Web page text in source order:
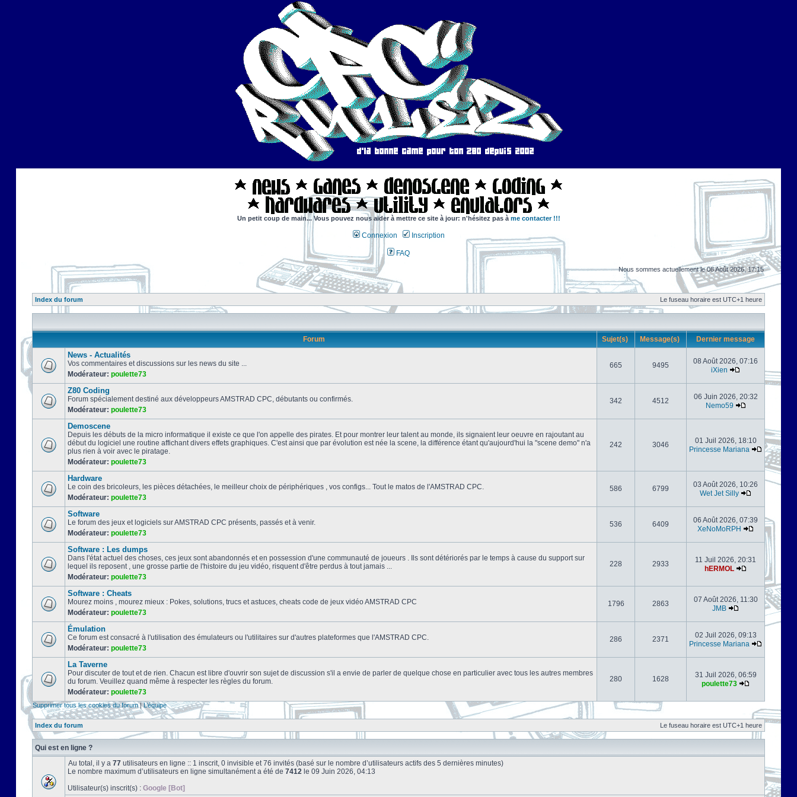
Un petit coup de main... Vous pouvez nous aider à mettre ce site à jour: n'hésitez pas à me contacter !!!
Connexion Inscription
FAQ
Nous sommes actuellement le 08 Août 2026, 17:15
Index du forum Le fuseau horaire est UTC+1 heure
Forum Sujet(s) Message(s) Dernier message
News - Actualités
Vos commentaires et discussions sur les news du site ...
Modérateur: poulette73
665 9495
08 Août 2026, 07:16
iXien
Z80 Coding
Forum spécialement destiné aux développeurs AMSTRAD CPC, débutants ou confirmés.
Modérateur: poulette73
342 4512
06 Juin 2026, 20:32
Nemo59
Demoscene
Depuis les débuts de la micro informatique il existe ce que l'on appelle des pirates. Et pour montrer leur talent au monde, ils signaient leur oeuvre en rajoutant au
début du logiciel une routine affichant divers effets graphiques. C'est ainsi que par évolution est née la scene, la différence étant qu'aujourd'hui la "scene demo" n'a
plus rien à voir avec le piratage.
Modérateur: poulette73
242 3046
01 Juil 2026, 18:10
Princesse Mariana
Hardware
Le coin des bricoleurs, les pièces détachées, le meilleur choix de périphériques , vos configs... Tout le matos de l'AMSTRAD CPC.
Modérateur: poulette73
586 6799
03 Août 2026, 10:26
Wet Jet Silly
Software
Le forum des jeux et logiciels sur AMSTRAD CPC présents, passés et à venir.
Modérateur: poulette73
536 6409
06 Août 2026, 07:39
XeNoMoRPH
Software : Les dumps
Dans l'état actuel des choses, ces jeux sont abandonnés et en possession d'une communauté de joueurs . Ils sont détériorés par le temps à cause du support sur
lequel ils reposent , une grosse partie de l'histoire du jeu vidéo, risquent d'être perdus à tout jamais ...
Modérateur: poulette73
228 2933
11 Juil 2026, 20:31
hERMOL
Software : Cheats
Mourez moins , mourez mieux : Pokes, solutions, trucs et astuces, cheats code de jeux vidéo AMSTRAD CPC
Modérateur: poulette73
1796 2863
07 Août 2026, 11:30
JMB
Émulation
Ce forum est consacré à l'utilisation des émulateurs ou l'utilitaires sur d'autres plateformes que l'AMSTRAD CPC.
Modérateur: poulette73
286 2371
02 Juil 2026, 09:13
Princesse Mariana
La Taverne
Pour discuter de tout et de rien. Chacun est libre d'ouvrir son sujet de discussion s'il a envie de parler de quelque chose en particulier avec tous les autres membres
du forum. Veuillez quand même à respecter les règles du forum.
Modérateur: poulette73
280 1628
31 Juil 2026, 06:59
poulette73
Supprimer tous les cookies du forum|L’équipe
Index du forum Le fuseau horaire est UTC+1 heure
Qui est en ligne ?
Au total, il y a 77 utilisateurs en ligne :: 1 inscrit, 0 invisible et 76 invités (basé sur le nombre d’utilisateurs actifs des 5 dernières minutes)
Le nombre maximum d’utilisateurs en ligne simultanément a été de 7412 le 09 Juin 2026, 04:13
Utilisateur(s) inscrit(s) : Google [Bot]